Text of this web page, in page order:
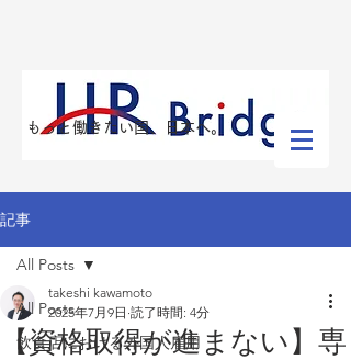
​もっと働きたい国、日本へ。
記事
All Posts
飲食店における外国人雇用
All Posts
【資格取得が進まない】専
takeshi kawamoto
2025年7月9日 読了時間: 4分